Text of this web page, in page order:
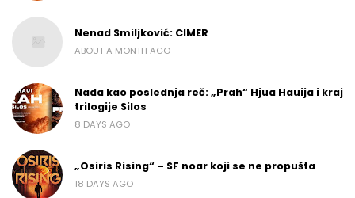
Nenad Smiljković: CIMER
ABOUT A MONTH AGO
Nada kao poslednja reč: „Prah“ Hjua Hauija i kraj
trilogije Silos
8 DAYS AGO
„Osiris Rising“ – SF noar koji se ne propušta
18 DAYS AGO